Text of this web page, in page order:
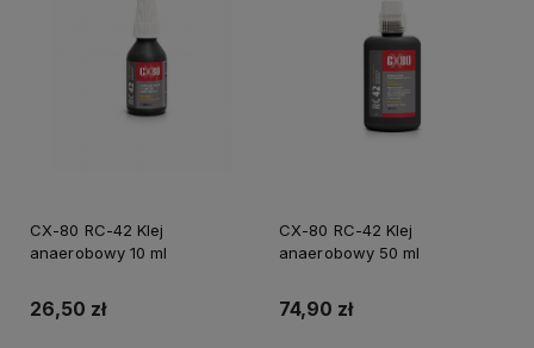
CX-80 RC-42 Klej
anaerobowy 10 ml
26,50 zł
CX-80 RC-42 Klej
anaerobowy 50 ml
74,90 zł